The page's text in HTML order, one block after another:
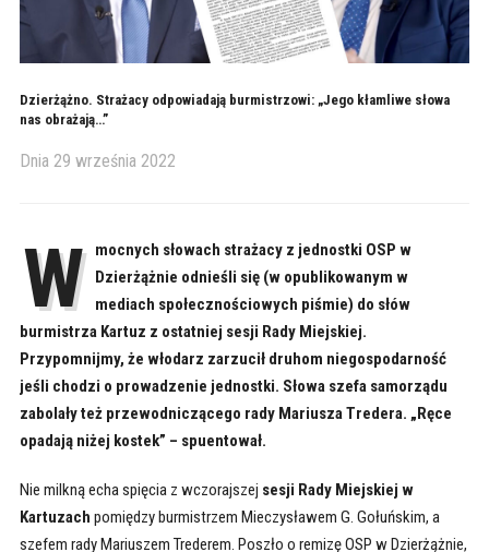
Dzierżążno. Strażacy odpowiadają burmistrzowi: „Jego kłamliwe słowa
nas obrażają…”
Dnia 29 września 2022
W
mocnych słowach strażacy z jednostki OSP w
Dzierżążnie odnieśli się (w opublikowanym w
mediach społecznościowych piśmie) do słów
burmistrza Kartuz z ostatniej sesji Rady Miejskiej.
Przypomnijmy, że włodarz zarzucił druhom niegospodarność
jeśli chodzi o prowadzenie jednostki. Słowa szefa samorządu
zabolały też przewodniczącego rady Mariusza Tredera. „Ręce
opadają niżej kostek” – spuentował.
Nie milkną echa spięcia z wczorajszej sesji Rady Miejskiej w
Kartuzach pomiędzy burmistrzem Mieczysławem G. Gołuńskim, a
szefem rady Mariuszem Trederem. Poszło o remizę OSP w Dzierżążnie,